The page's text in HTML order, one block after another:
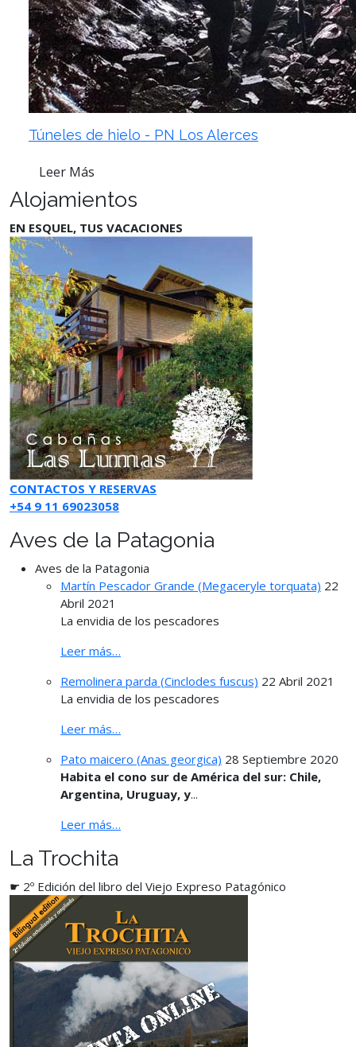
Túneles de hielo - PN Los Alerces
Leer Más
Alojamientos
EN ESQUEL, TUS VACACIONES
CONTACTOS Y RESERVAS
+54 9 11 69023058
Aves de la Patagonia
Aves de la Patagonia
Martín Pescador Grande (Megaceryle torquata) 22
Abril 2021
La envidia de los pescadores
Leer más…
Remolinera parda (Cinclodes fuscus) 22 Abril 2021
La envidia de los pescadores
Leer más…
Pato maicero (Anas georgica) 28 Septiembre 2020
Habita el cono sur de América del sur: Chile,
Argentina, Uruguay, y...
Leer más…
La Trochita
☛ 2º Edición del libro del Viejo Expreso Patagónico